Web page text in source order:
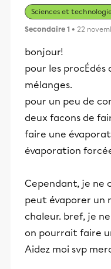
Sciences et
Secondaire 1 • 22
bonjour!
pour les procÉdés
mélanges.
pour un peu de
deux facons de
faire une
évaporation
Cependant, je ne
peut évaporer un
chaleur. bref, je
on pourrait faire
Aidez moi svp